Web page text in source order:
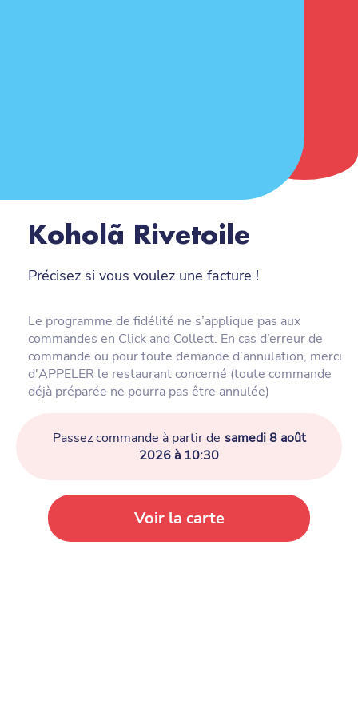
Koholã Rivetoile
Précisez si vous voulez une facture !
Le programme de fidélité ne s’applique pas aux
commandes en Click and Collect. En cas d’erreur de
commande ou pour toute demande d’annulation, merci
d'APPELER le restaurant concerné (toute commande
déjà préparée ne pourra pas être annulée)
Passez commande à partir de samedi 8 août
2026 à 10:30
Voir la carte